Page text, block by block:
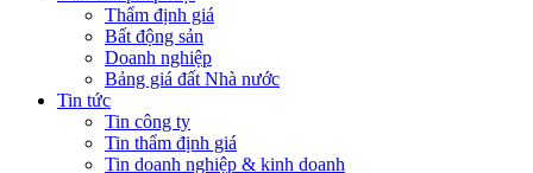
Thẩm định giá
Bất động sản
Doanh nghiệp
Bảng giá đất Nhà nước
Tin tức
Tin công ty
Tin thẩm định giá
Tin doanh nghiệp & kinh doanh